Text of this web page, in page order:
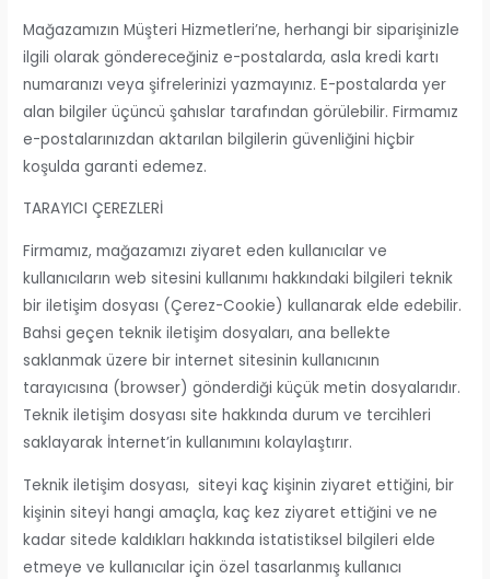
Mağazamızın Müşteri Hizmetleri’ne, herhangi bir siparişinizle
ilgili olarak göndereceğiniz e-postalarda, asla kredi kartı
numaranızı veya şifrelerinizi yazmayınız. E-postalarda yer
alan bilgiler üçüncü şahıslar tarafından görülebilir. Firmamız
e-postalarınızdan aktarılan bilgilerin güvenliğini hiçbir
koşulda garanti edemez.
TARAYICI ÇEREZLERİ
Firmamız, mağazamızı ziyaret eden kullanıcılar ve
kullanıcıların web sitesini kullanımı hakkındaki bilgileri teknik
bir iletişim dosyası (Çerez-Cookie) kullanarak elde edebilir.
Bahsi geçen teknik iletişim dosyaları, ana bellekte
saklanmak üzere bir internet sitesinin kullanıcının
tarayıcısına (browser) gönderdiği küçük metin dosyalarıdır.
Teknik iletişim dosyası site hakkında durum ve tercihleri
saklayarak İnternet’in kullanımını kolaylaştırır.
Teknik iletişim dosyası, siteyi kaç kişinin ziyaret ettiğini, bir
kişinin siteyi hangi amaçla, kaç kez ziyaret ettiğini ve ne
kadar sitede kaldıkları hakkında istatistiksel bilgileri elde
etmeye ve kullanıcılar için özel tasarlanmış kullanıcı